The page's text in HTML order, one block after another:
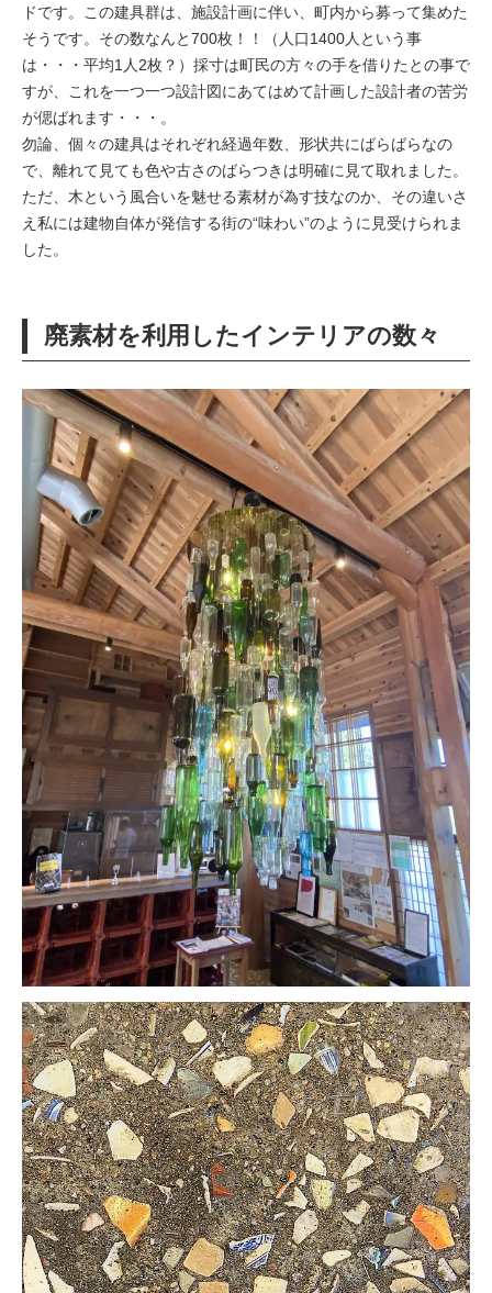
ドです。この建具群は、施設計画に伴い、町内から募って集めた
そうです。その数なんと700枚！！（人口1400人という事
は・・・平均1人2枚？）採寸は町民の方々の手を借りたとの事で
すが、これを一つ一つ設計図にあてはめて計画した設計者の苦労
が偲ばれます・・・。
勿論、個々の建具はそれぞれ経過年数、形状共にばらばらなの
で、離れて見ても色や古さのばらつきは明確に見て取れました。
ただ、木という風合いを魅せる素材が為す技なのか、その違いさ
え私には建物自体が発信する街の“味わい”のように見受けられま
した。
廃素材を利用したインテリアの数々